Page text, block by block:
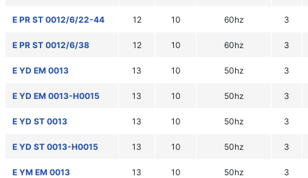
E PR ST 0012/6/22-44 12 10 60hz 3
E PR ST 0012/6/38 12 10 60hz 3
E YD EM 0013 13 10 50hz 3
E YD EM 0013-H0015 13 10 50hz 3
E YD ST 0013 13 10 50hz 3
E YD ST 0013-H0015 13 10 50hz 3
E YM EM 0013 13 10 50hz 3